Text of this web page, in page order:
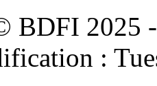
BDFI 2025
: